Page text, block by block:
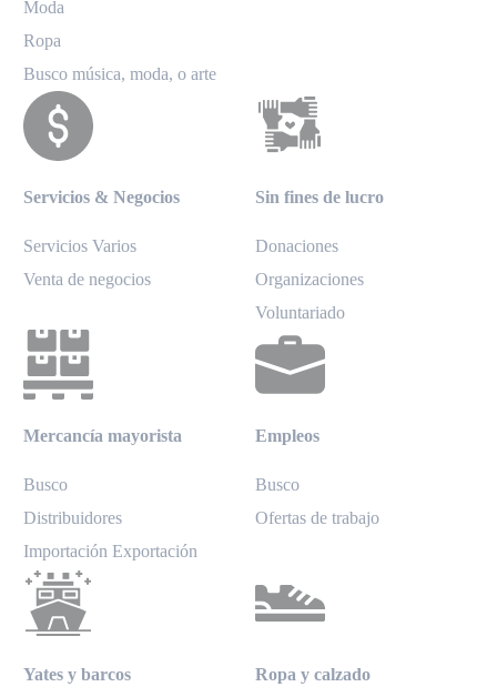
Moda
Ropa
Busco música, moda, o arte
Servicios & Negocios
Servicios Varios
Venta de negocios
Sin fines de lucro
Donaciones
Organizaciones
Voluntariado
Mercancía mayorista
Busco
Distribuidores
Importación Exportación
Empleos
Busco
Ofertas de trabajo
Yates y barcos Ropa y calzado